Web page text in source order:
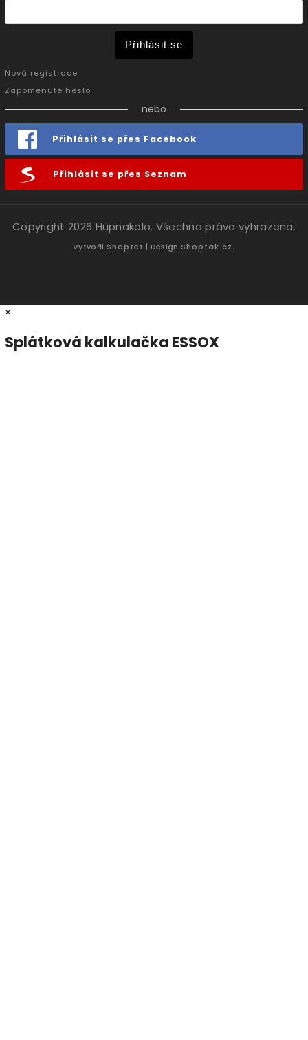
Přihlásit se
Nová registrace
Zapomenuté heslo
nebo
Přihlásit se přes Facebook
Přihlásit se přes Seznam
Copyright 2026 Hupnakolo. Všechna práva vyhrazena.
Vytvořil Shoptet | Design Shoptak.cz.
×
Splátková kalkulačka ESSOX